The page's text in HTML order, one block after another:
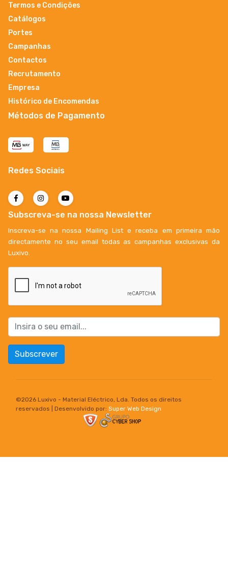
Termos e Condições
Catálogos
Portes
Campanhas
Contactos
Recrutamento
Empresa
Histórico de Encomendas
Métodos de Pagamento
Redes Sociais
Subscreva-se na nossa Newsletter
Inscreva-se na nossa Mailing List e receba em primeira mão
directamente no seu email todas as campanhas exclusivas da
Luxivo.
Subscrever
©2026 Luxivo - Material Eléctrico, Lda. Todos os direitos
reservados | Desenvolvido por: Super Web Design